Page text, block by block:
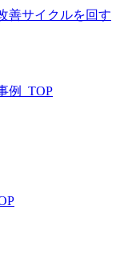
善サイクルを回す
例_TOP